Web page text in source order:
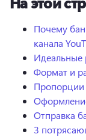
Почему
канала
Идеальные
Формат и
Пропорции
Отправка
3